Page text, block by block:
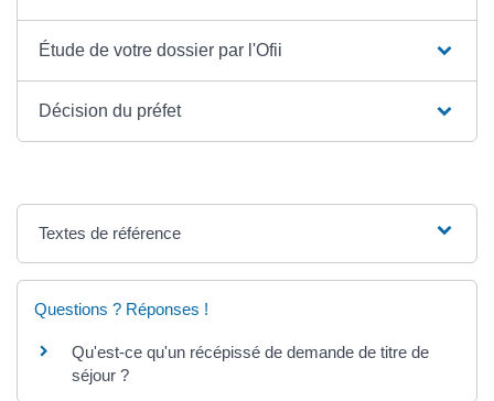
Étude de votre dossier par l'Ofii
Décision du préfet
Textes de référence
Questions ? Réponses !
Qu'est-ce qu'un récépissé de demande de titre de
séjour ?